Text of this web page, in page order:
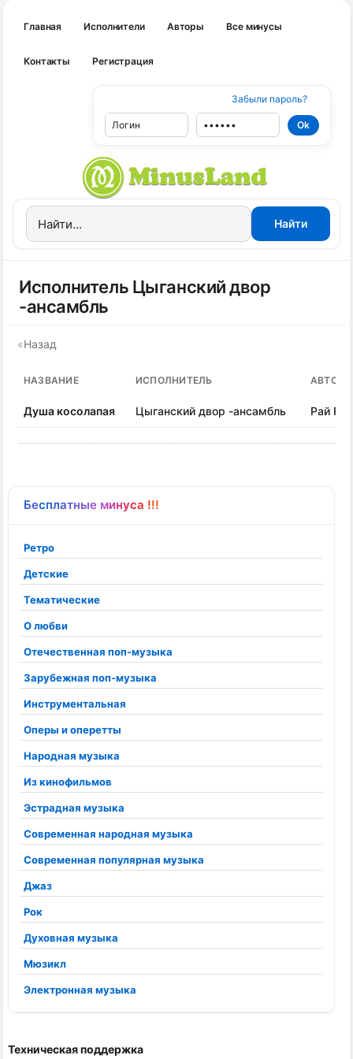
Главная Исполнители Авторы Все минусы
Контакты Регистрация
Забыли пароль?
Бесплатные минуса !!!
Ретро
Детские
Тематические
О любви
Отечественная поп-музыка
Зарубежная поп-музыка
Инструментальная
Оперы и оперетты
Народная музыка
Из кинофильмов
Эстрадная музыка
Современная народная музыка
Современная популярная музыка
Джаз
Рок
Духовная музыка
Мюзикл
Электронная музыка
Техническая поддержка
Исполнитель Цыганский двор
-ансамбль
«Назад
НАЗВАНИЕ ИСПОЛНИТЕЛЬ АВТОР
Душа косолапая Цыганский двор -ансамбль Рай